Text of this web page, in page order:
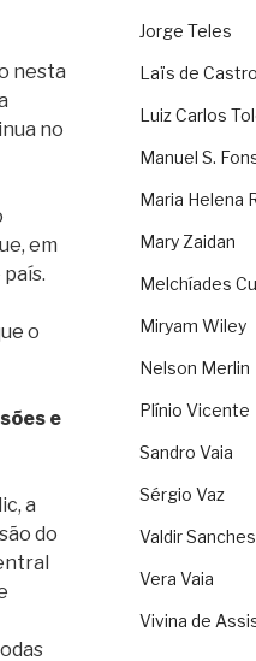
nesta
no
em
o
e
a
do
Jorge Teles
Laïs de Castro
Luiz Carlos
Manuel S.
Maria Helena
Mary Zaidan
Melchíades
Miryam Wiley
Nelson Merlin
Plínio Vicente
Sandro Vaia
Sérgio Vaz
Valdir Sanches
Vera Vaia
Vivina de